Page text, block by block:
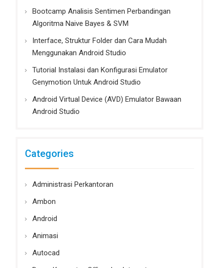
Bootcamp Analisis Sentimen Perbandingan
Algoritma Naive Bayes & SVM
Interface, Struktur Folder dan Cara Mudah
Menggunakan Android Studio
Tutorial Instalasi dan Konfigurasi Emulator
Genymotion Untuk Android Studio
Android Virtual Device (AVD) Emulator Bawaan
Android Studio
Categories
Administrasi Perkantoran
Ambon
Android
Animasi
Autocad